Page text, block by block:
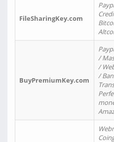
FileSharingKey.com
BuyPremiumKey.com
/
/
/